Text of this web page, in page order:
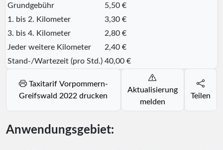
Grundgebühr
5,50 €
1. bis 2. Kilometer
3,30 €
3. bis 4. Kilometer
2,80 €
Jeder weitere Kilometer
2,40 €
Stand-/Wartezeit (pro Std.) 40,00 €
Taxitarif Vorpommern-
Greifswald 2022 drucken
Aktualisierung
melden
Teilen
Anwendungsgebiet: